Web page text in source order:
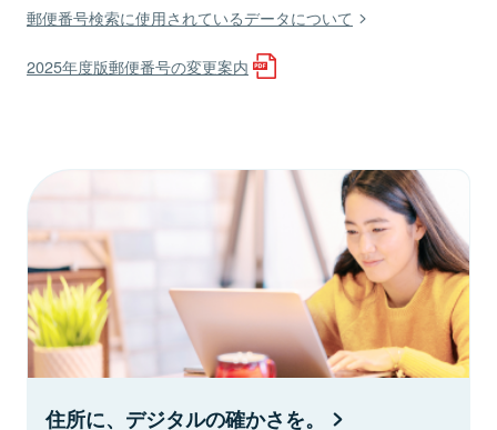
郵便番号検索に使用されているデータについて
2025年度版郵便番号の変更案内
住所に、デジタルの確かさを。